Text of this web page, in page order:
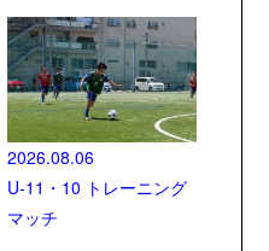
2026.08.06
U-11・10 トレーニング
マッチ